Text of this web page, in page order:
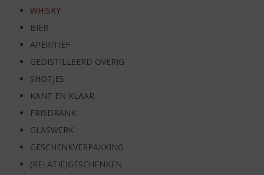
WHISKY
BIER
APERITIEF
GEDISTILLEERD OVERIG
SHOTJES
KANT EN KLAAR
FRISDRANK
GLASWERK
GESCHENKVERPAKKING
(RELATIE)GESCHENKEN